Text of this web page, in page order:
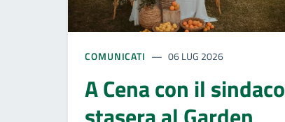
COMUNICATI 06 LUG 2026
A Cena con il sindaco